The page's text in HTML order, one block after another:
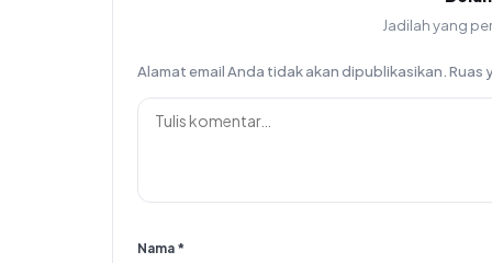
Jadilah yang
Alamat email Anda tidak akan dipublikasikan. Ruas
Nama *